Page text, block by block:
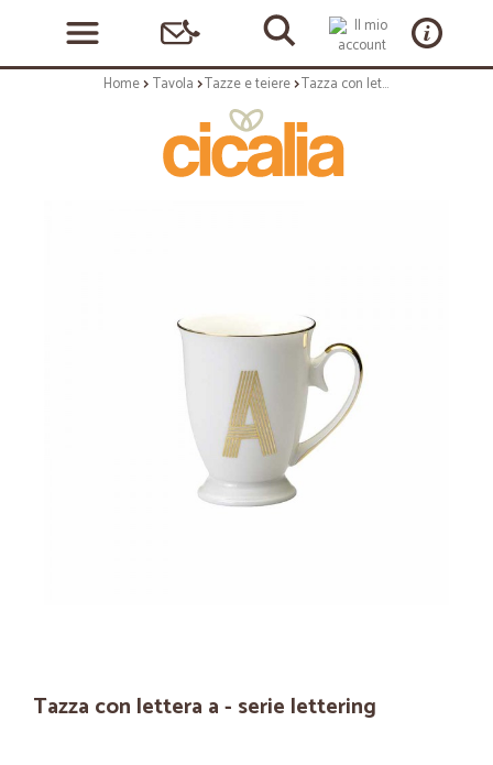
Home Tavola Tazze e teiere Tazza con lettera a - serie lettering
Tazza con lettera a - serie lettering